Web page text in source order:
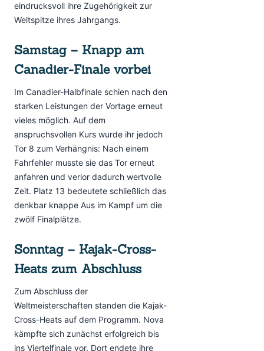
eindrucksvoll ihre Zugehörigkeit zur
Weltspitze ihres Jahrgangs.
Samstag – Knapp am
Canadier-Finale vorbei
Im Canadier-Halbfinale schien nach den
starken Leistungen der Vortage erneut
vieles möglich. Auf dem
anspruchsvollen Kurs wurde ihr jedoch
Tor 8 zum Verhängnis: Nach einem
Fahrfehler musste sie das Tor erneut
anfahren und verlor dadurch wertvolle
Zeit. Platz 13 bedeutete schließlich das
denkbar knappe Aus im Kampf um die
zwölf Finalplätze.
Sonntag – Kajak-Cross-
Heats zum Abschluss
Zum Abschluss der
Weltmeisterschaften standen die Kajak-
Cross-Heats auf dem Programm. Nova
kämpfte sich zunächst erfolgreich bis
ins Viertelfinale vor. Dort endete ihre